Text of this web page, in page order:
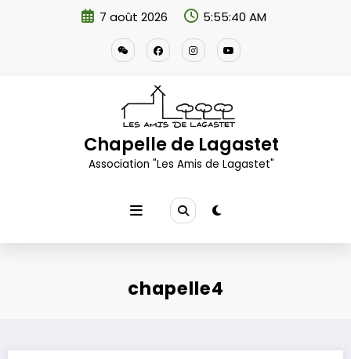
7 août 2026 5:55:41 AM
Chapelle de Lagastet
Association "Les Amis de Lagastet"
chapelle4